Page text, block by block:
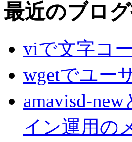
最近のブロ
viで文字コ
wgetでユー
amavisd-
イン運用の